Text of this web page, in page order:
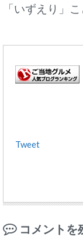
「いずえり」
Tweet
コメントを